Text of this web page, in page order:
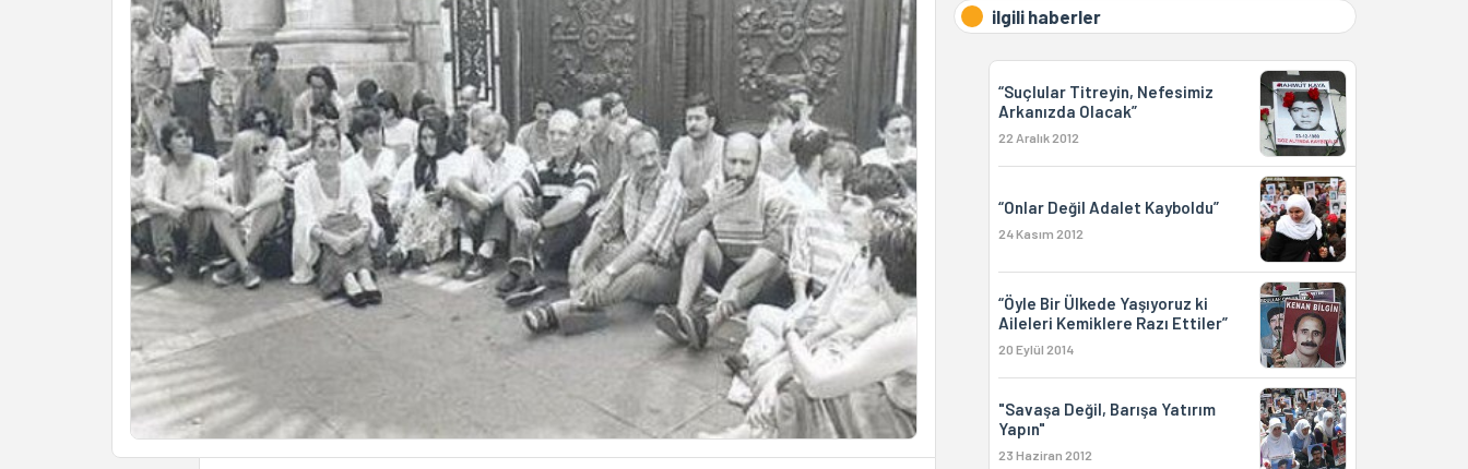
ilgili haberler
“Suçlular Titreyin, Nefesimiz
Arkanızda Olacak”
22 Aralık 2012
“Onlar Değil Adalet Kayboldu”
24 Kasım 2012
“Öyle Bir Ülkede Yaşıyoruz ki
Aileleri Kemiklere Razı Ettiler”
20 Eylül 2014
"Savaşa Değil, Barışa Yatırım
Yapın"
23 Haziran 2012